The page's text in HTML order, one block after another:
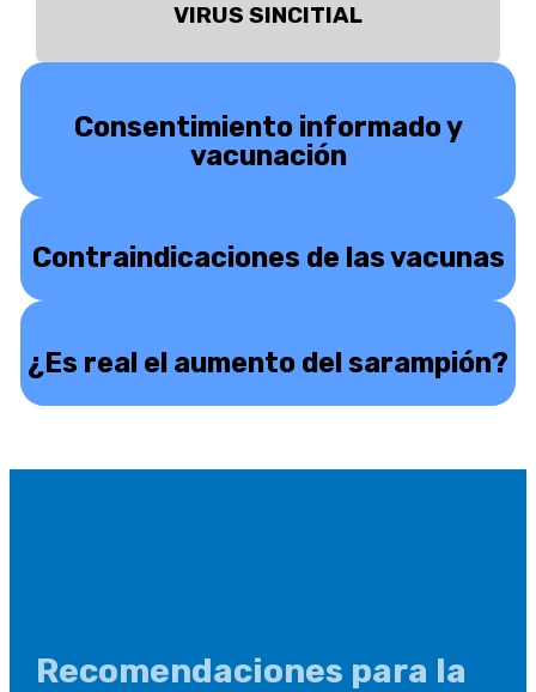
VIRUS SINCITIAL
Consentimiento informado y
vacunación
Contraindicaciones de las vacunas
¿Es real el aumento del sarampión?
Recomendaciones para la